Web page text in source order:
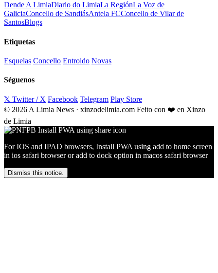
Dende A LimiaDiario do LimiaLa RegiónLa Voz de
GaliciaConcello de SandiásAntela FCConcello de Vilar de
SantosBlogs
Etiquetas
Esquelas Concello Entroido Novas
Séguenos
𝕏 Twitter / X Facebook Telegram Play Store
© 2026 A Limia News · xinzodelimia.com Feito con ❤️ en Xinzo
de Limia
For IOS and IPAD browsers, Install PWA using add to home screen
in ios safari browser or add to dock option in macos safari browser
Dismiss this notice.